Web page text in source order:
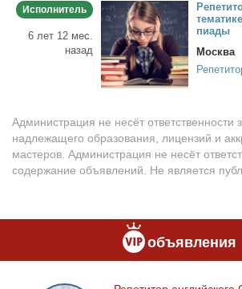
Исполнитель
6 лет 12 мес.
назад
пи­а­ды
Москва
Администрация не несёт ответственности
надлежащего образования, лицензий и
мастеров. Администрация не несёт
содержание объявлений. Не является
объявления